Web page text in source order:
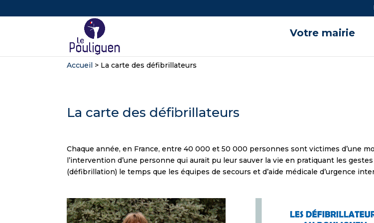
Votre mairie
Accueil > La carte des défibrillateurs
La carte des défibrillateurs
Chaque année, en France, entre 40 000 et 50 000 personnes sont victimes d’une
l’intervention d’une personne qui aurait pu leur sauver la vie en pratiquant les
(défibrillation) le temps que les équipes de secours et d’aide médicale d’urgence